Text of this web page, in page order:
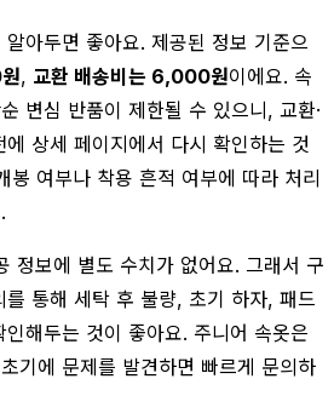
아두면 좋아요. 제공된 정보 기준으
, 교환 배송비는 6,000원이에요. 속
변심 반품이 제한될 수 있으니, 교환·
상세 페이지에서 다시 확인하는 것
봉 여부나 착용 흔적 여부에 따라 처리
정보에 별도 수치가 없어요. 그래서 구
통해 세탁 후 불량, 초기 하자, 패드
해두는 것이 좋아요. 주니어 속옷은
기에 문제를 발견하면 빠르게 문의하